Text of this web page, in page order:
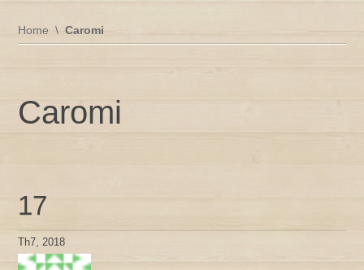
Home Caromi
Caromi
17
Th7, 2018